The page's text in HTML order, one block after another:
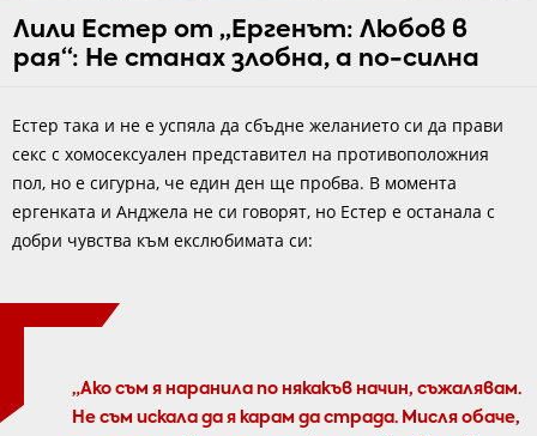
Лили Естер от „Ергенът: Любов в
рая“: Не станах злобна, а по-силна
Естер така и не е успяла да сбъдне желанието си да прави
секс с хомосексуален представител на противоположния
пол, но е сигурна, че един ден ще пробва. В момента
ергенката и Анджела не си говорят, но Естер е останала с
добри чувства към екслюбимата си:
„Ако съм я наранила по някакъв начин, съжалявам.
Не съм искала да я карам да страда. Мисля обаче,